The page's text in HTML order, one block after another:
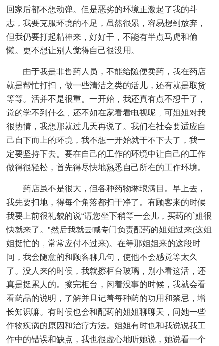
回家后都不想动弹。但是恶劣的环境正激起了我的斗
志，我要克服环境的不足，虽然很累，容易想到放弃，
但我仍要打起精神来，好好干，不能有半点马虎和偷
懒。更不想让别人觉得自己很没用。
由于我是非售药人员，不能给随便卖药，我在药店
就是帮忙打扫，做一些清洁之类的活儿，还有就是取货
等等。活并不是很重。一开始，我还真有点不想干了，
觉的学不到什么，还不如在家看看电视呢，可姐姐对我
很热情，我想那就过几天再说了。我们在社会要适应自
己自下而上的环境，我不想一开始就干不下去了，我一
定要坚持下去。要在自己的工作的环境中让自己的工作
做得很轻松，首先得尽快地熟悉自己所在的工作环境。
药店虽不是很大，但各种药物琳琅满目。早上去，
我先要扫地，得每个角落都扫干净了。有顾客来的时候
我要上前很礼貌的说“请您坐下稍等一会儿，买药的`姐很
快就来了。”然后我就去喊专门负责配药的姐姐过来(这姐
姐挺忙的，常常应付不过来)。在等那姐姐来的这段时
间，我会随意的和顾客聊几句，使他不会感觉等太久
了。没人来的时候，我就擦柜台玻璃，别小看这活，还
真是挺累人的。擦完柜台，闲着没事的时候，我就会看
看药品的说明，了解并且记着每种药的功用和禁忌，增
长知识嘛。有时候也会和配药的姐姐聊聊天，问她一些
作物疾病的原因和治疗方法。姐姐有时也和我说说我工
作中的错误和缺点，我也很虚心地听她说，她说看一个